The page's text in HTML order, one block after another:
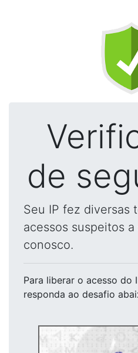
de
Seu IP fez diversas
acessos suspeitos
conosco.
Para liberar o acesso do
responda ao desafio